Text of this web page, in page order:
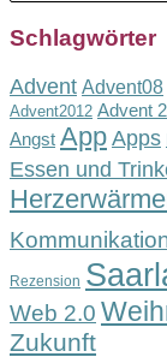
Schlagwörter
Advent Advent08
Advent2012 Advent
Angst App Apps
Essen und
Rezension
Web 2.0
Zukunft